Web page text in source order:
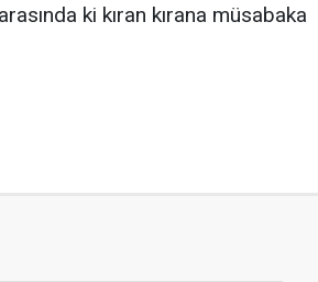
ki kıran kırana müsabaka